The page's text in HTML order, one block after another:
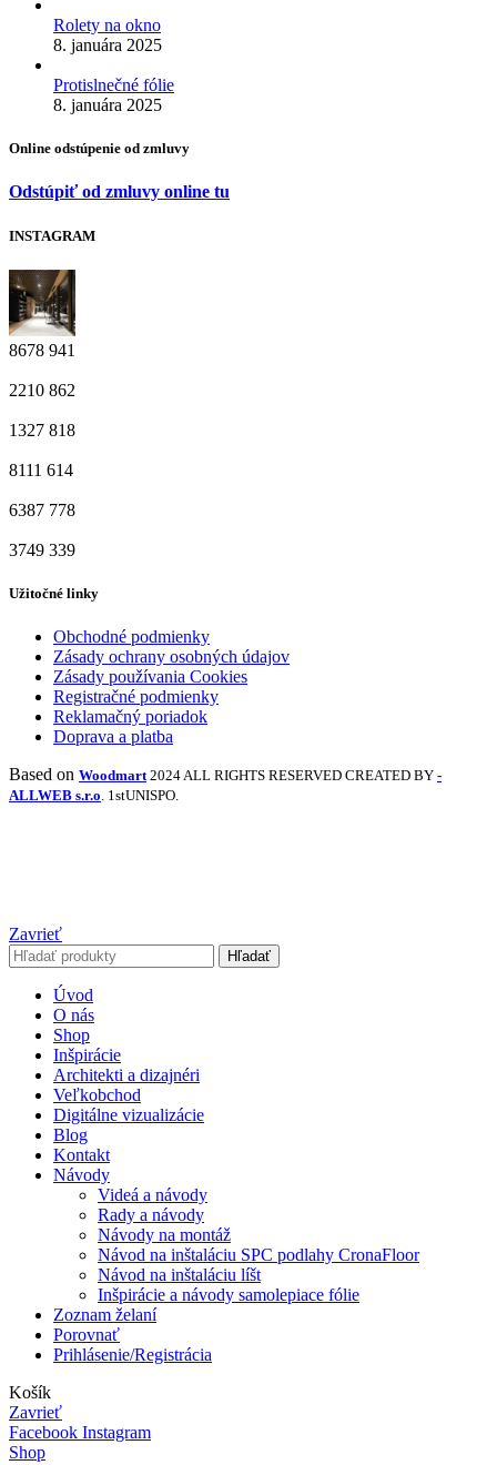
Rolety na okno
8. januára 2025
Protislnečné fólie
8. januára 2025
Online odstúpenie od zmluvy
Odstúpiť od zmluvy online tu
INSTAGRAM
8678 941
2210 862
1327 818
8111 614
6387 778
3749 339
Užitočné linky
Obchodné podmienky
Zásady ochrany osobných údajov
Zásady používania Cookies
Registračné podmienky
Reklamačný poriadok
Doprava a platba
Based on Woodmart 2024 ALL RIGHTS RESERVED CREATED BY -
ALLWEB s.r.o. 1stUNISPO.
Zavrieť
Hľadať
Úvod
O nás
Shop
Inšpirácie
Architekti a dizajnéri
Veľkobchod
Digitálne vizualizácie
Blog
Kontakt
Návody
Videá a návody
Rady a návody
Návody na montáž
Návod na inštaláciu SPC podlahy CronaFloor
Návod na inštaláciu líšt
Inšpirácie a návody samolepiace fólie
Zoznam želaní
Porovnať
Prihlásenie/Registrácia
Košík
Zavrieť
Facebook Instagram
Shop